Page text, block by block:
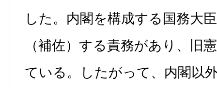
した。内閣を構成する国務大
（補佐）する責務があり、旧
ている。したがって、内閣以